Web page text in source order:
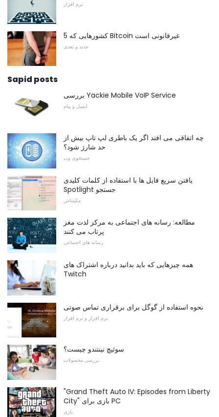
نرم افزار
5 کشورهایی که Bitcoin غیرقانونی است
جدید و بعدی
Sapid posts
بررسی Yackie Mobile VoIP Service
ایمیل و پیام
چه اتفاقی می افتد اگر یک باطری لپ تاپ بیش از
حد شارژ شود؟
جستجوی وب
یافتن سریع فایل ها با استفاده از کلمات کلیدی
Spotlight جستجو
مکینتاش
مطالعه: رسانه های اجتماعی به مرکز لذت مغز
پرتاب می کنند
رسانه های اجتماعی
همه چیزهایی که باید بدانید درباره اشتراک های
Twitch
نحوه استفاده از گوگل برای برقراری تماس صوتی
نرم افزار و نرم افزار
سوئیچ نینتندو چیست؟
بررسی محصولات
"Grand Theft Auto IV: Episodes from Liberty
City" بازی برای PC
بازی